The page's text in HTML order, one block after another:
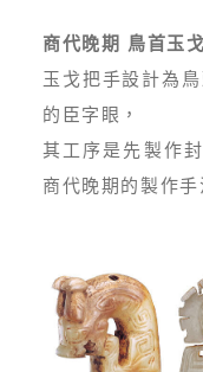
商代晚期 鳥首玉戈
玉戈把手設計為
的臣字眼，
其工序是先製作
商代晚期的製作手